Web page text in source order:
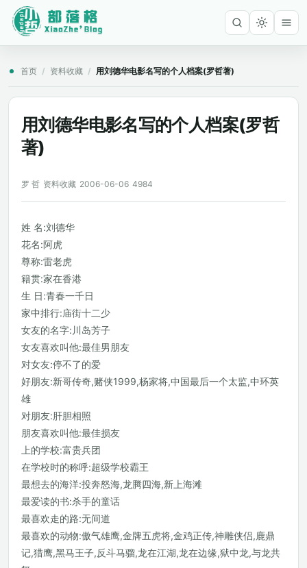
首页 / 资料收藏 / 用刘德华电影名写的个人档案(罗哲著)
用刘德华电影名写的个人档案(罗哲
著)
罗 哲 资料收藏 2006-06-06 4984
姓 名:刘德华
花名:阿虎
尊称:雷老虎
籍贯:家在香港
生 日:青春一千日
家中排行:庙街十二少
女友的名字:川岛芳子
女友喜欢叫他:最佳男朋友
对女友:停不了的爱
好朋友:新哥传奇,赌侠1999,杨家将,中国最后一个太监,中环英
雄
对朋友:肝胆相照
朋友喜欢叫他:最佳损友
上的学校:富贵兵团
在学校时的称呼:超级学校霸王
最想去的海洋:投奔怒海,龙腾四海,新上海滩
最爱读的书:杀手的童话
最喜欢走的路:无间道
最喜欢的动物:傲气雄鹰,金牌五虎将,金鸡正传,神雕侠侣,鹿鼎
记,猎鹰,黑马王子,反斗马骝,龙在江湖,龙在边缘,狱中龙,与龙共